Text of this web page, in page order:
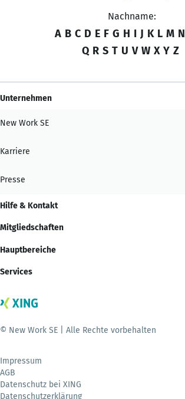
Nachname:
A B C D E F G H I J K L M N
Q R S T U V W X Y Z
Unternehmen
New Work SE
Karriere
Presse
Hilfe & Kontakt
Mitgliedschaften
Hauptbereiche
Services
© New Work SE | Alle Rechte vorbehalten
Impressum
AGB
Datenschutz bei XING
Datenschutzerklärung